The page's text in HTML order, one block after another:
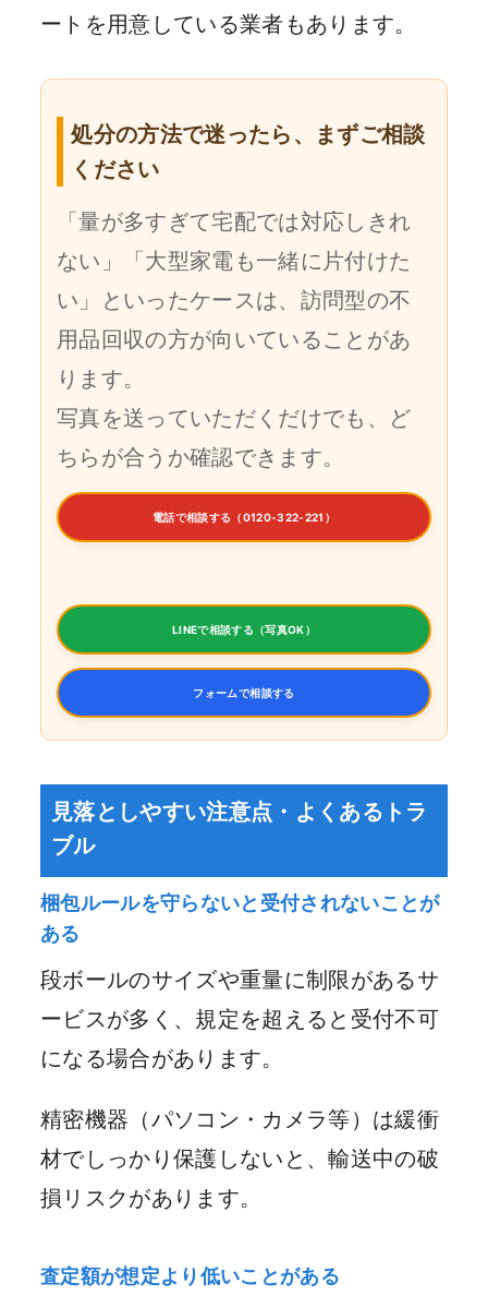
ートを用意している業者もあります。
処分の方法で迷ったら、まずご相談
ください
「量が多すぎて宅配では対応しきれ
ない」「大型家電も一緒に片付けた
い」といったケースは、訪問型の不
用品回収の方が向いていることがあ
ります。
写真を送っていただくだけでも、ど
ちらが合うか確認できます。
電話で相談する（0120-322-221）
LINEで相談する（写真OK）
フォームで相談する
見落としやすい注意点・よくあるトラ
ブル
梱包ルールを守らないと受付されないことが
ある
段ボールのサイズや重量に制限があるサ
ービスが多く、規定を超えると受付不可
になる場合があります。
精密機器（パソコン・カメラ等）は緩衝
材でしっかり保護しないと、輸送中の破
損リスクがあります。
査定額が想定より低いことがある